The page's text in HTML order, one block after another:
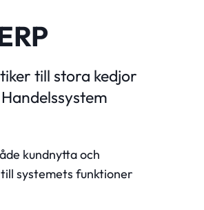
till stora kedjor
kundnytta och
systemets funktioner